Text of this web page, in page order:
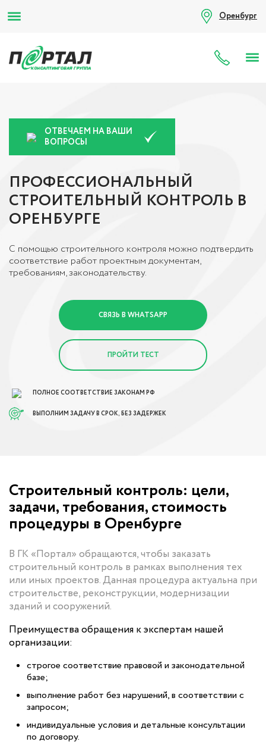
Оренбург
8
ОТВЕЧАЕМ НА ВАШИ
ВОПРОСЫ
ПРОФЕССИОНАЛЬНЫЙ
СТРОИТЕЛЬНЫЙ КОНТРОЛЬ В
ОРЕНБУРГЕ
С помощью строительного контроля можно подтвердить
соответствие работ проектным документам,
требованиям, законодательству.
СВЯЗЬ В WHATSAPP
ПРОЙТИ ТЕСТ
ПОЛНОЕ СООТВЕТСТВИЕ ЗАКОНАМ РФ
ВЫПОЛНИМ ЗАДАЧУ В СРОК, БЕЗ ЗАДЕРЖЕК
Строительный контроль: цели,
задачи, требования, стоимость
процедуры в Оренбурге
В ГК «Портал» обращаются, чтобы заказать
строительный контроль в рамках выполнения тех
или иных проектов. Данная процедура актуальна при
строительстве, реконструкции, модернизации
зданий и сооружений.
Преимущества обращения к экспертам нашей
организации:
строгое соответствие правовой и законодательной
базе;
выполнение работ без нарушений, в соответствии с
запросом;
индивидуальные условия и детальные консультации
по договору.